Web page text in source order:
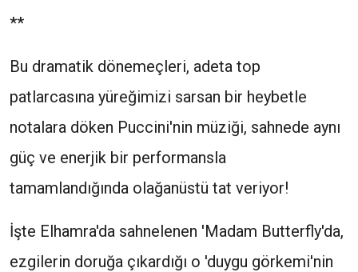
**
Bu dramatik dönemeçleri, adeta top
patlarcasına yüreğimizi sarsan bir heybetle
notalara döken Puccini'nin müziği, sahnede aynı
güç ve enerjik bir performansla
tamamlandığında olağanüstü tat veriyor!
İşte Elhamra'da sahnelenen 'Madam Butterfly'da,
ezgilerin doruğa çıkardığı o 'duygu görkemi'nin